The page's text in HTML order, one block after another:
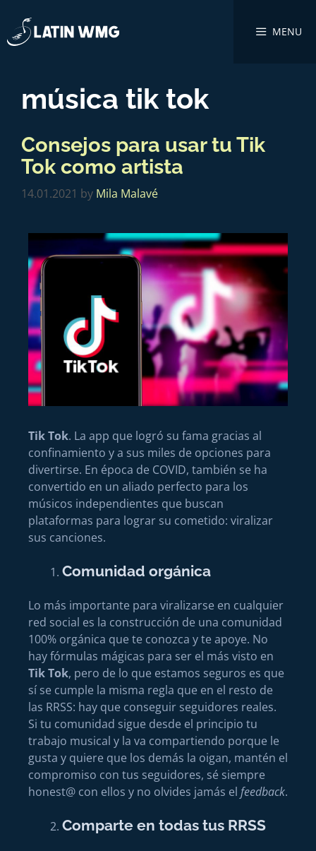
MENU
música tik tok
Consejos para usar tu Tik
Tok como artista
14.01.2021 by Mila Malavé
Tik Tok. La app que logró su fama gracias al
confinamiento y a sus miles de opciones para
divertirse. En época de COVID, también se ha
convertido en un aliado perfecto para los
músicos independientes que buscan
plataformas para lograr su cometido: viralizar
sus canciones.
Comunidad orgánica
Lo más importante para viralizarse en cualquier
red social es la construcción de una comunidad
100% orgánica que te conozca y te apoye. No
hay fórmulas mágicas para ser el más visto en
Tik Tok, pero de lo que estamos seguros es que
sí se cumple la misma regla que en el resto de
las RRSS: hay que conseguir seguidores reales.
Si tu comunidad sigue desde el principio tu
trabajo musical y la va compartiendo porque le
gusta y quiere que los demás la oigan, mantén el
compromiso con tus seguidores, sé siempre
honest@ con ellos y no olvides jamás el feedback.
Comparte en todas tus RRSS